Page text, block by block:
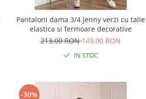
Pantaloni dama 3/4 Jenny verzi cu talie
elastica si fermoare decorative
213,00 RON149,00 RON
IN STOC
-30%